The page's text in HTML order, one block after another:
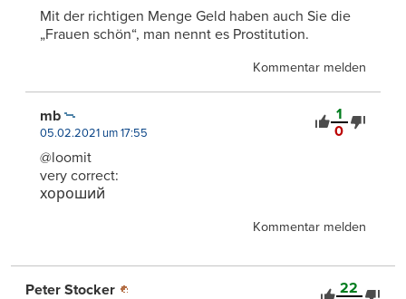
Mit der richtigen Menge Geld haben auch Sie die
„Frauen schön“, man nennt es Prostitution.
Kommentar melden
1
0
mb
05.02.2021 um 17:55
@loomit
very correct:
хороший
Kommentar melden
22
Peter Stocker